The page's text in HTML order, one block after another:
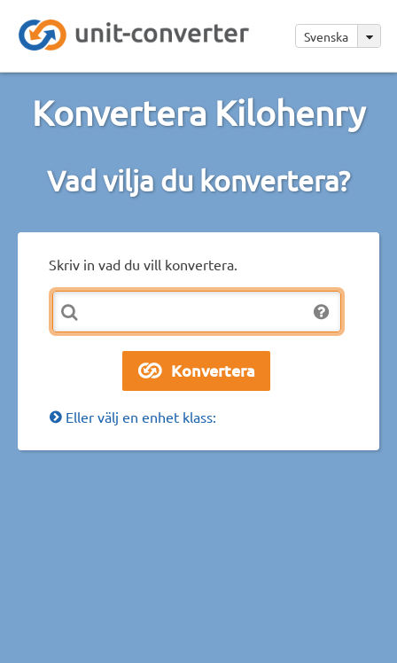
Svenska
Konvertera Kilohenry
Vad vilja du konvertera?
Skriv in vad du vill konvertera.
Eller välj en enhet klass: